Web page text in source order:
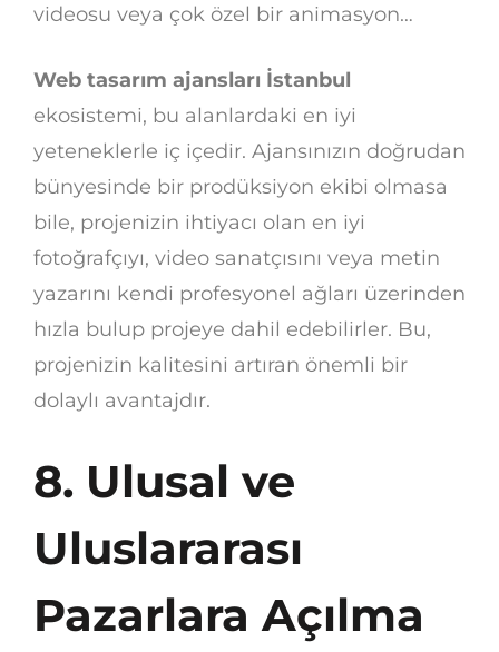
videosu veya çok özel bir animasyon…
Web tasarım ajansları İstanbul
ekosistemi, bu alanlardaki en iyi
yeteneklerle iç içedir. Ajansınızın doğrudan
bünyesinde bir prodüksiyon ekibi olmasa
bile, projenizin ihtiyacı olan en iyi
fotoğrafçıyı, video sanatçısını veya metin
yazarını kendi profesyonel ağları üzerinden
hızla bulup projeye dahil edebilirler. Bu,
projenizin kalitesini artıran önemli bir
dolaylı avantajdır.
8. Ulusal ve
Uluslararası
Pazarlara Açılma